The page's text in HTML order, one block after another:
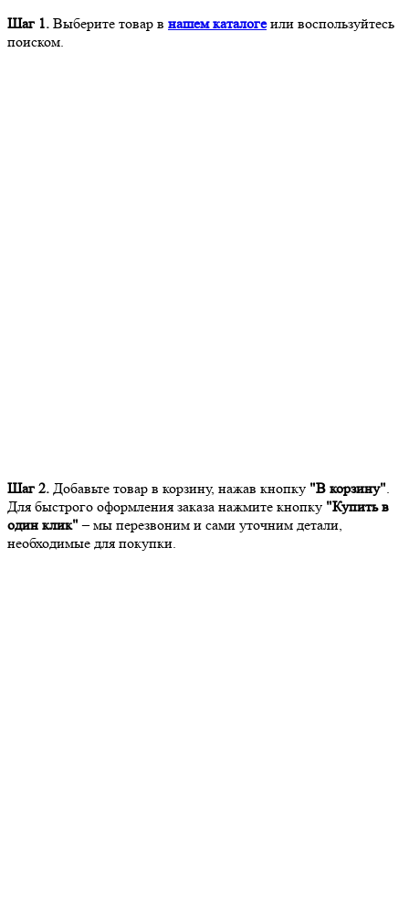
Шаг 1. Выберите товар в нашем каталогеили воспользуйтесь
поиском.
Шаг 2. Добавьте товар в корзину, нажав кнопку "В корзину"
Для быстрого оформления заказа нажмите кнопку "Купить в
один клик" – мы перезвоним и сами уточним детали,
необходимые для покупки.